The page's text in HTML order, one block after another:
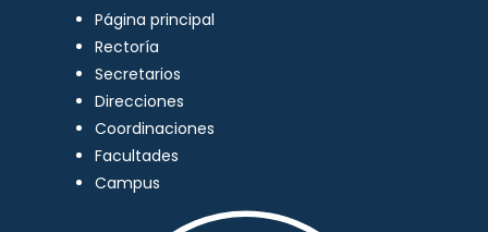
Página principal
Rectoría
Secretarios
Direcciones
Coordinaciones
Facultades
Campus